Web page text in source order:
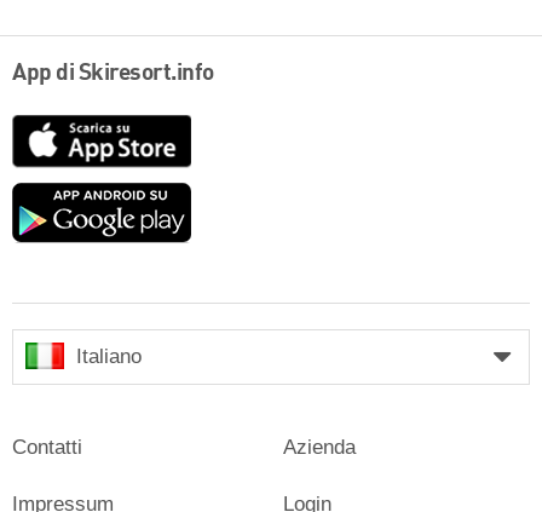
App di Skiresort.info
Google
Italiano
Contatti
Impressum
Azienda
Login